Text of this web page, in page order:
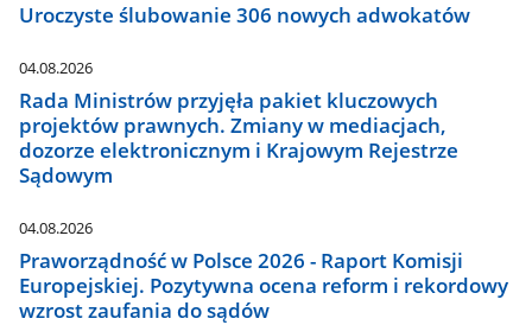
Uroczyste ślubowanie 306 nowych adwokatów
04.08.2026
Rada Ministrów przyjęła pakiet kluczowych
projektów prawnych. Zmiany w mediacjach,
dozorze elektronicznym i Krajowym Rejestrze
Sądowym
04.08.2026
Praworządność w Polsce 2026 - Raport Komisji
Europejskiej. Pozytywna ocena reform i rekordowy
wzrost zaufania do sądów